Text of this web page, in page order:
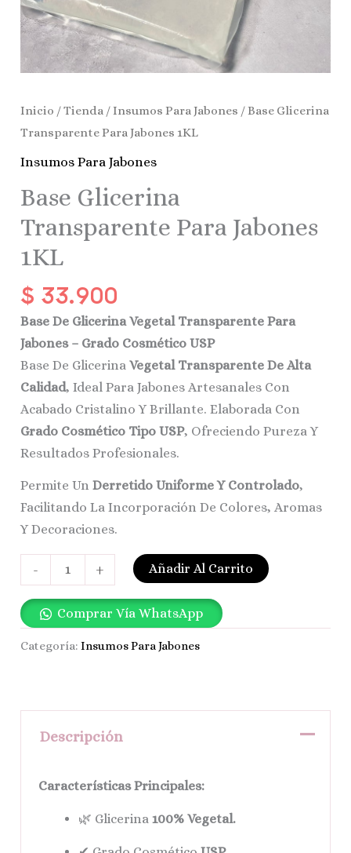
Inicio /Tienda /Insumos Para Jabones / Base Glicerina
Transparente Para Jabones 1KL
Insumos Para Jabones
Base Glicerina
Transparente Para Jabones
1KL
$ 33.900
Base De Glicerina Vegetal Transparente Para
Jabones – Grado Cosmético USP
Base De GlicerinaVegetal Transparente De Alta
Calidad, Ideal Para Jabones Artesanales Con
Acabado Cristalino Y Brillante. Elaborada Con
Grado Cosmético Tipo USP, Ofreciendo Pureza Y
Resultados Profesionales.
Permite UnDerretido Uniforme Y Controlado,
Facilitando La Incorporación De Colores, Aromas
Y Decoraciones.
- + Añadir Al Carrito
Comprar Vía WhatsApp
Categoría:Insumos Para Jabones
Descripción
Características Principales:
🌿 Glicerina100% Vegetal.